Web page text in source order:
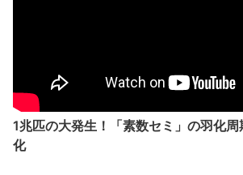
1兆匹の大発生！「素数セミ」の羽化
化